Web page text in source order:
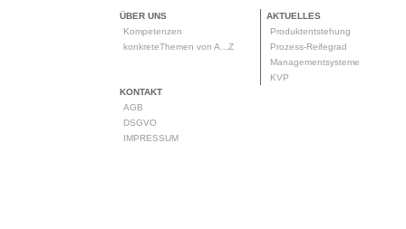
ÜBER UNS
Kompetenzen
konkreteThemen von A...Z
AKTUELLES
Produktentstehung
Prozess-Reifegrad
Managementsysteme
KVP
KONTAKT
AGB
DSGVO
IMPRESSUM